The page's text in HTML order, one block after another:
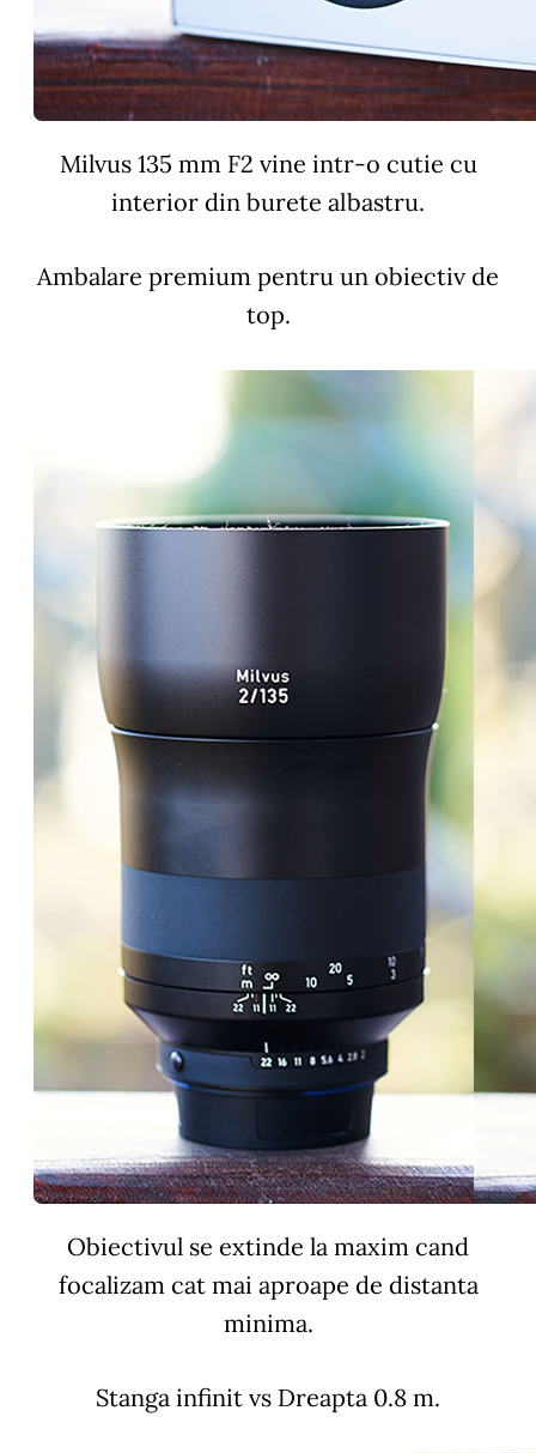
Milvus 135 mm F2 vine intr-o cutie cu
interior din burete albastru.
Ambalare premium pentru un obiectiv de
top.
Obiectivul se extinde la maxim cand
focalizam cat mai aproape de distanta
minima.
Stanga infinit vs Dreapta 0.8 m.